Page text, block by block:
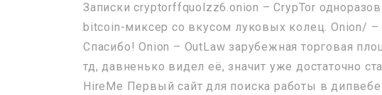
Записки cryptorffquolzz6.onion – CrypTor
bitcoin-миксер со вкусом луковых колец. Onion/ –
Спасибо! Onion – OutLaw зарубежная торговая
тд, давненько видел её, значит уже достаточно
HireMe Первый сайт для поиска работы в